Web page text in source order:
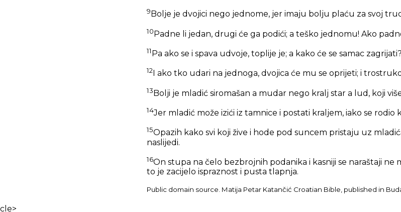
9 Bolje je dvojici nego jednome, jer imaju bolju plaću za svoj
10Padne li jedan, drugi će ga podići; a teško jednomu! Ako
11 Pa ako se i spava udvoje, toplije je; a kako će se samac zagrijati?
12 I ako tko udari na jednoga, dvojica će mu se oprijeti; i
13Bolji je mladić siromašan a mudar nego kralj star a lud, koji
14Jer mladić može izići iz tamnice i postati kraljem, iako se rodio
15Opazih kako svi koji žive i hode pod suncem pristaju uz
naslijedi.
16On stupa na čelo bezbrojnih podanika i kasniji se naraštaji ne
to je zacijelo ispraznost i pusta tlapnja.
Public domain source. Matija Petar Katančić Croatian Bible, published in Buda
cle>